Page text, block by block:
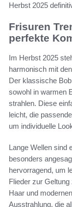
Herbst 2025
Frisuren
perfekte
Im Herbst 2025
harmonisch mit
Der klassische
sowohl in warmen
strahlen. Diese
leicht, die
um individuelle
Lange Wellen sind
besonders
hervorragend, um
Flieder zur
Haar und
Ausstrahlung, die